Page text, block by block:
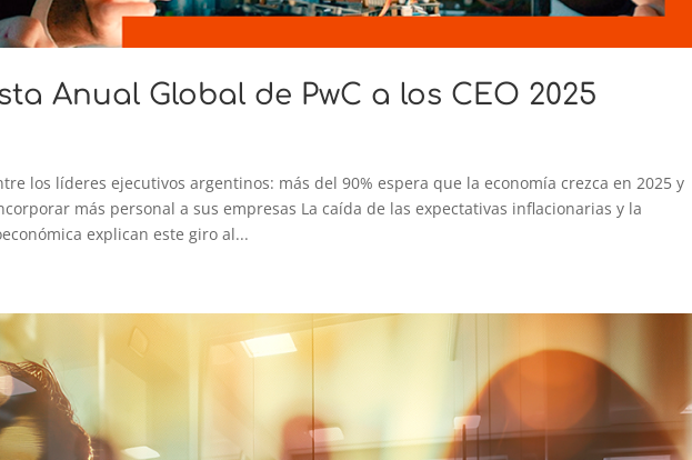
Anual Global de PwC a los CEO 2025
los líderes ejecutivos argentinos: más del 90% espera que la economía crezca en 2025 y
más personal a sus empresas La caída de las expectativas inflacionarias y la
explican este giro al...